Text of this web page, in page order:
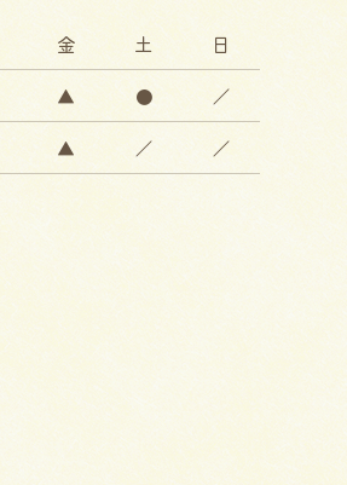
金 土
日
▲ ●
／
▲ ／ ／